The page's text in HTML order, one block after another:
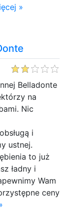
»
Belladonte
na
Nic
i
ustnej.
to już
ładny i
Wam
ceny